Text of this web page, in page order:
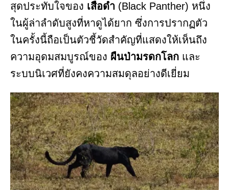
สุดประทับใจของ เสือดำ (Black Panther) หนึ่ง
ในผู้ล่าลำดับสูงที่หาดูได้ยาก ซึ่งการปรากฏตัว
ในครั้งนี้ถือเป็นตัวชี้วัดสำคัญที่แสดงให้เห็นถึง
ความอุดมสมบูรณ์ของ ผืนป่ามรดกโลก และ
ระบบนิเวศที่ยังคงความสมดุลอย่างดีเยี่ยม